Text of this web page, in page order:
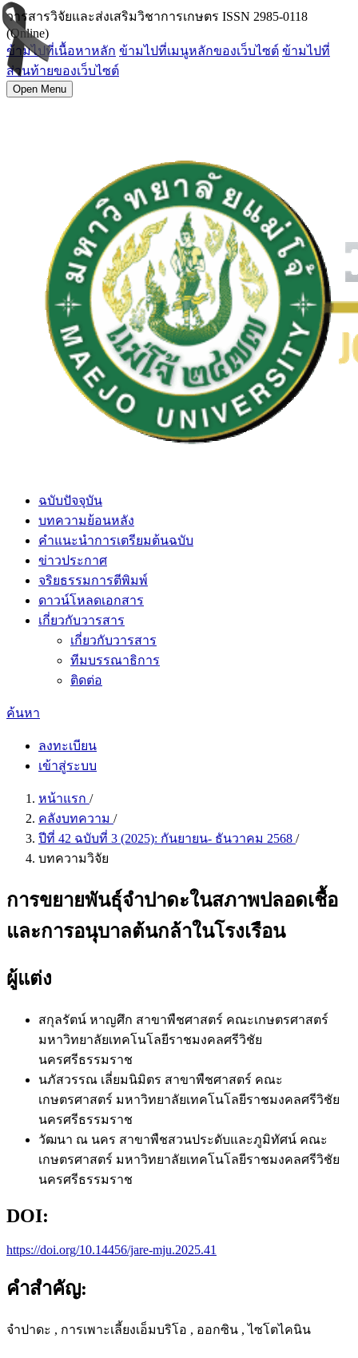
วารสารวิจัยและส่งเสริมวิชาการเกษตร ISSN 2985-0118
(Online)
ข้ามไปที่เนื้อหาหลัก ข้ามไปที่เมนูหลักของเว็บไซต์ ข้ามไปที่
ส่วนท้ายของเว็บไซต์
Open Menu
ฉบับปัจจุบัน
บทความย้อนหลัง
คำแนะนำการเตรียมต้นฉบับ
ข่าวประกาศ
จริยธรรมการตีพิมพ์
ดาวน์โหลดเอกสาร
เกี่ยวกับวารสาร
เกี่ยวกับวารสาร
ทีมบรรณาธิการ
ติดต่อ
ค้นหา
ลงทะเบียน
เข้าสู่ระบบ
หน้าแรก /
คลังบทความ /
ปีที่ 42 ฉบับที่ 3 (2025): กันยายน- ธันวาคม 2568 /
บทความวิจัย
การขยายพันธุ์จำปาดะในสภาพปลอดเชื้อ
และการอนุบาลต้นกล้าในโรงเรือน
ผู้แต่ง
สกุลรัตน์ หาญศึก สาขาพืชศาสตร์ คณะเกษตรศาสตร์
มหาวิทยาลัยเทคโนโลยีราชมงคลศรีวิชัย
นครศรีธรรมราช
นภัสวรรณ เลี่ยมนิมิตร สาขาพืชศาสตร์ คณะ
เกษตรศาสตร์ มหาวิทยาลัยเทคโนโลยีราชมงคลศรีวิชัย
นครศรีธรรมราช
วัฒนา ณ นคร สาขาพืชสวนประดับและภูมิทัศน์ คณะ
เกษตรศาสตร์ มหาวิทยาลัยเทคโนโลยีราชมงคลศรีวิชัย
นครศรีธรรมราช
DOI:
https://doi.org/10.14456/jare-mju.2025.41
คำสำคัญ:
จำปาดะ , การเพาะเลี้ยงเอ็มบริโอ , ออกซิน , ไซโตไคนิน